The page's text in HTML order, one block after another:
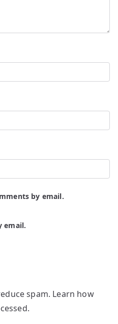
by email.
email.
spam. Learn how